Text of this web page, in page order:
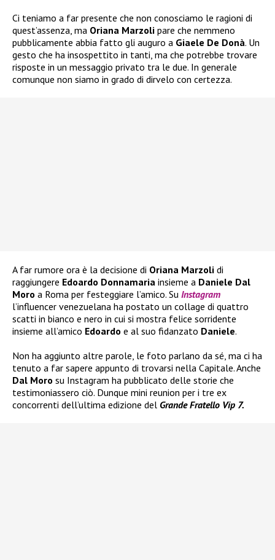
Ci teniamo a far presente che non conosciamo le ragioni di
quest’assenza, ma Oriana Marzoli pare che nemmeno
pubblicamente abbia fatto gli auguro a Giaele De Donà. Un
gesto che ha insospettito in tanti, ma che potrebbe trovare
risposte in un messaggio privato tra le due. In generale
comunque non siamo in grado di dirvelo con certezza.
A far rumore ora è la decisione di Oriana Marzoli di
raggiungere Edoardo Donnamaria insieme a Daniele Dal
Moro a Roma per festeggiare l’amico. Su Instagram
l’influencer venezuelana ha postato un collage di quattro
scatti in bianco e nero in cui si mostra felice sorridente
insieme all’amico Edoardo e al suo fidanzato Daniele.
Non ha aggiunto altre parole, le foto parlano da sé, ma ci ha
tenuto a far sapere appunto di trovarsi nella Capitale. Anche
Dal Moro su Instagram ha pubblicato delle storie che
testimoniassero ciò. Dunque mini reunion per i tre ex
concorrenti dell’ultima edizione del Grande Fratello Vip 7.